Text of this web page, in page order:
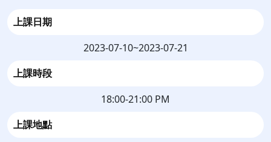
上課日期
2023-07-10~2023-07-21
上課時段
18:00-21:00 PM
上課地點